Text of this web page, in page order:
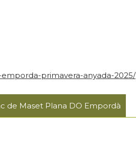
primavera-anyada-2025/
de Maset Plana DO Empordà